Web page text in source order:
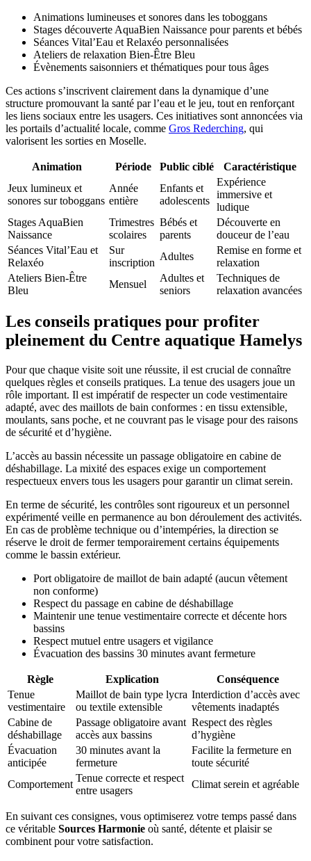
Animations lumineuses et sonores dans les toboggans
Stages découverte AquaBien Naissance pour parents et bébés
Séances Vital’Eau et Relaxéo personnalisées
Ateliers de relaxation Bien-Être Bleu
Évènements saisonniers et thématiques pour tous âges
Ces actions s’inscrivent clairement dans la dynamique d’une
structure promouvant la santé par l’eau et le jeu, tout en renforçant
les liens sociaux entre les usagers. Ces initiatives sont annoncées via
les portails d’actualité locale, comme Gros Rederching, qui
valorisent les sorties en Moselle.
Animation Période Public ciblé
Caractéristique
Jeux lumineux et
sonores sur toboggans
Année
entière
Enfants et
adolescents
Expérience
immersive et
ludique
Stages AquaBien
Naissance
Trimestres
scolaires
Bébés et
parents
Découverte en
douceur de l’eau
Séances Vital’Eau et
Relaxéo
Sur
inscription
Adultes
Remise en forme et
relaxation
Ateliers Bien-Être
Bleu
Mensuel
Adultes et
seniors
Techniques de
relaxation avancées
Les conseils pratiques pour profiter
pleinement du Centre aquatique Hamelys
Pour que chaque visite soit une réussite, il est crucial de connaître
quelques règles et conseils pratiques. La tenue des usagers joue un
rôle important. Il est impératif de respecter un code vestimentaire
adapté, avec des maillots de bain conformes : en tissu extensible,
moulants, sans poche, et ne couvrant pas le visage pour des raisons
de sécurité et d’hygiène.
L’accès au bassin nécessite un passage obligatoire en cabine de
déshabillage. La mixité des espaces exige un comportement
respectueux envers tous les usagers pour garantir un climat serein.
En terme de sécurité, les contrôles sont rigoureux et un personnel
expérimenté veille en permanence au bon déroulement des activités.
En cas de problème technique ou d’intempéries, la direction se
réserve le droit de fermer temporairement certains équipements
comme le bassin extérieur.
Port obligatoire de maillot de bain adapté (aucun vêtement
non conforme)
Respect du passage en cabine de déshabillage
Maintenir une tenue vestimentaire correcte et décente hors
bassins
Respect mutuel entre usagers et vigilance
Évacuation des bassins 30 minutes avant fermeture
Règle Explication
Conséquence
Tenue
vestimentaire
Maillot de bain type lycra
ou textile extensible
Interdiction d’accès avec
vêtements inadaptés
Cabine de
déshabillage
Passage obligatoire avant
accès aux bassins
Respect des règles
d’hygiène
Évacuation
anticipée
30 minutes avant la
fermeture
Facilite la fermeture en
toute sécurité
Comportement
Tenue correcte et respect
entre usagers
Climat serein et agréable
En suivant ces consignes, vous optimiserez votre temps passé dans
ce véritable Sources Harmonie où santé, détente et plaisir se
combinent pour votre satisfaction.